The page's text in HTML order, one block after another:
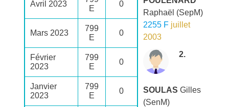
Avril 2023
E
0
Mars 2023
799
E
0
Février
2023
799
E
0
Janvier
2023
799
E
0
Raphaël (SepM)
2255 F juillet
2003
2.
SOULAS Gilles
(SenM)